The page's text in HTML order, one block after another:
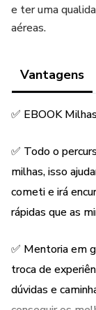
e ter uma
aéreas.
Vantagens
✅ EBOOK
✅ Todo o
milhas, isso
cometi e irá
rápidas que as
✅ Mentoria em
troca de
dúvidas e